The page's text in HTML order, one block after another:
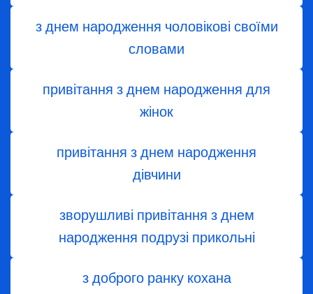
з днем народження чоловікові своїми
словами
привітання з днем народження для
жінок
привітання з днем ​​народження
дівчини
зворушливі привітання з днем
народження подрузі прикольні
з доброго ранку кохана